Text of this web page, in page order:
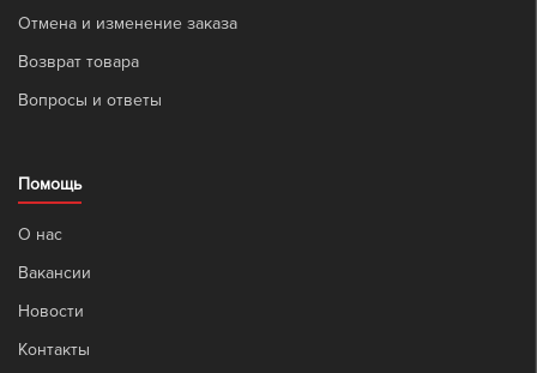
Отмена и изменение заказа
Возврат товара
Вопросы и ответы
Помощь
О нас
Вакансии
Новости
Контакты